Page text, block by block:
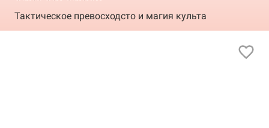
Тактическое превосходсто и магия культа